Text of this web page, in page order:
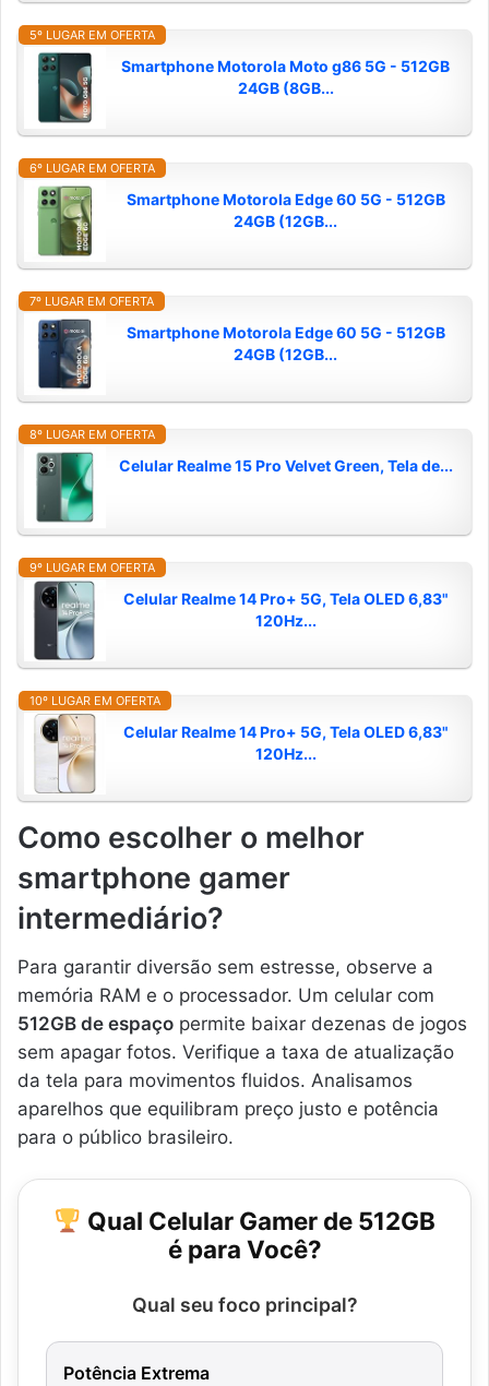
5º LUGAR EM OFERTA
Smartphone Motorola Moto g86 5G - 512GB
24GB (8GB...
6º LUGAR EM OFERTA
Smartphone Motorola Edge 60 5G - 512GB
24GB (12GB...
7º LUGAR EM OFERTA
Smartphone Motorola Edge 60 5G - 512GB
24GB (12GB...
8º LUGAR EM OFERTA
Celular Realme 15 Pro Velvet Green, Tela de...
9º LUGAR EM OFERTA
Celular Realme 14 Pro+ 5G, Tela OLED 6,83"
120Hz...
10º LUGAR EM OFERTA
Celular Realme 14 Pro+ 5G, Tela OLED 6,83"
120Hz...
Como escolher o melhor
smartphone gamer
intermediário?
Para garantir diversão sem estresse, observe a
memória RAM e o processador. Um celular com
512GB de espaço permite baixar dezenas de jogos
sem apagar fotos. Verifique a taxa de atualização
da tela para movimentos fluidos. Analisamos
aparelhos que equilibram preço justo e potência
para o público brasileiro.
Qual Celular Gamer de 512GB
é para Você?
Qual seu foco principal?
Potência Extrema